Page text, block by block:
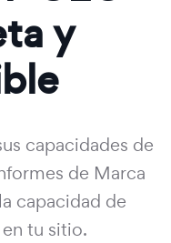
y
capacidades de
de Marca
capacidad de
tu sitio.